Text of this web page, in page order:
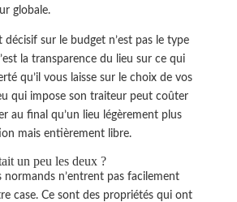
globale.
décisif sur le budget n’est pas le type
la transparence du lieu sur ce qui
qu’il vous laisse sur le choix de vos
qui impose son traiteur peut coûter
au final qu’un lieu légèrement plus
mais entièrement libre.
un peu les deux ?
normands n’entrent pas facilement
case. Ce sont des propriétés qui ont